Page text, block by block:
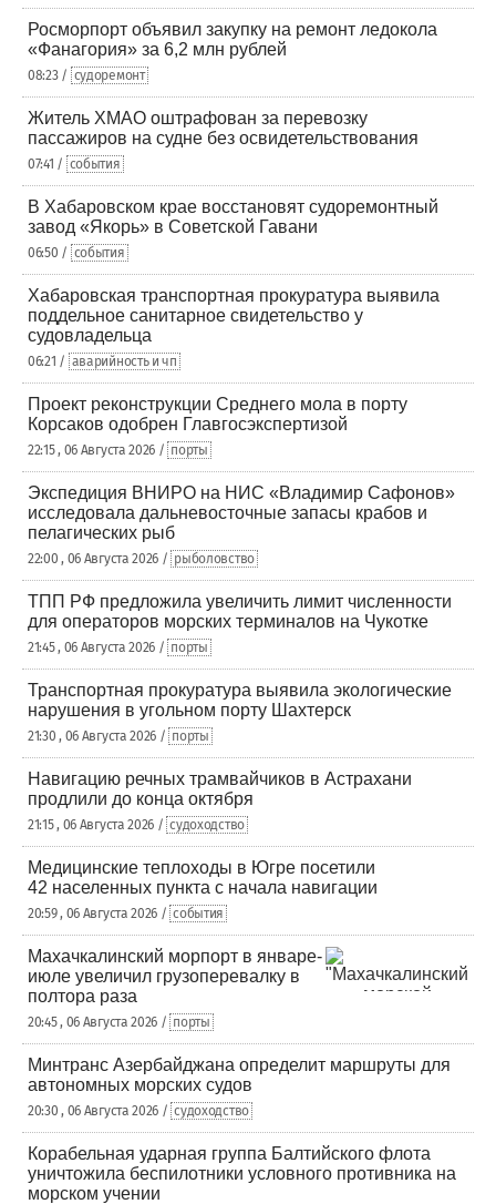
Росморпорт объявил закупку на ремонт ледокола
«Фанагория» за 6,2 млн рублей
08:23 / судоремонт
Житель ХМАО оштрафован за перевозку
пассажиров на судне без освидетельствования
07:41 / события
В Хабаровском крае восстановят судоремонтный
завод «Якорь» в Советской Гавани
06:50 / события
Хабаровская транспортная прокуратура выявила
поддельное санитарное свидетельство у
судовладельца
06:21 / аварийность и чп
Проект реконструкции Среднего мола в порту
Корсаков одобрен Главгосэкспертизой
22:15 , 06 Августа 2026 / порты
Экспедиция ВНИРО на НИС «Владимир Сафонов»
исследовала дальневосточные запасы крабов и
пелагических рыб
22:00 , 06 Августа 2026 / рыболовство
ТПП РФ предложила увеличить лимит численности
для операторов морских терминалов на Чукотке
21:45 , 06 Августа 2026 / порты
Транспортная прокуратура выявила экологические
нарушения в угольном порту Шахтерск
21:30 , 06 Августа 2026 / порты
Навигацию речных трамвайчиков в Астрахани
продлили до конца октября
21:15 , 06 Августа 2026 / судоходство
Медицинские теплоходы в Югре посетили
42 населенных пункта с начала навигации
20:59 , 06 Августа 2026 / события
Махачкалинский морпорт в январе-
июле увеличил грузоперевалку в
полтора раза
20:45 , 06 Августа 2026 / порты
Минтранс Азербайджана определит маршруты для
автономных морских судов
20:30 , 06 Августа 2026 / судоходство
Корабельная ударная группа Балтийского флота
уничтожила беспилотники условного противника на
морском учении